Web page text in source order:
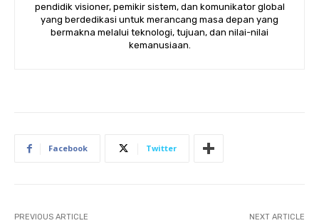
pendidik visioner, pemikir sistem, dan komunikator global
yang berdedikasi untuk merancang masa depan yang
bermakna melalui teknologi, tujuan, dan nilai-nilai
kemanusiaan.
Facebook Twitter
PREVIOUS ARTICLE NEXT ARTICLE